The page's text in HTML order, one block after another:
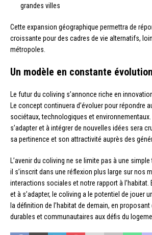
grandes villes
Cette expansion géographique permettra de
croissante pour des cadres de vie alternatifs,
métropoles.
Un modèle en constante évolution
Le futur du coliving s’annonce riche en
Le concept continuera d’évoluer pour répondre
sociétaux, technologiques et
s’adapter et à intégrer de nouvelles idées sera
sa pertinence et son attractivité auprès des
L’avenir du coliving ne se limite pas à une
il s’inscrit dans une réflexion plus large sur nos
interactions sociales et notre rapport à l’habitat.
et à s’adapter, le coliving a le potentiel de jouer
la définition de l’habitat de demain, en
durables et communautaires aux défis du